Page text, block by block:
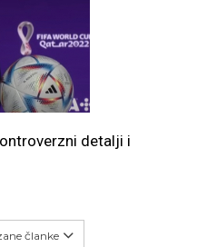
detalji i
članke